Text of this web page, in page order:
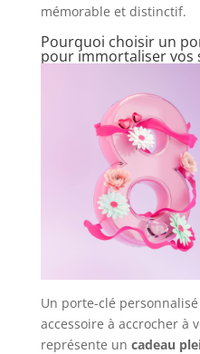
mémorable et distinctif.
Pourquoi choisir un
pour immortaliser vos
Un porte-clé
accessoire à accrocher à
représente un cadeau